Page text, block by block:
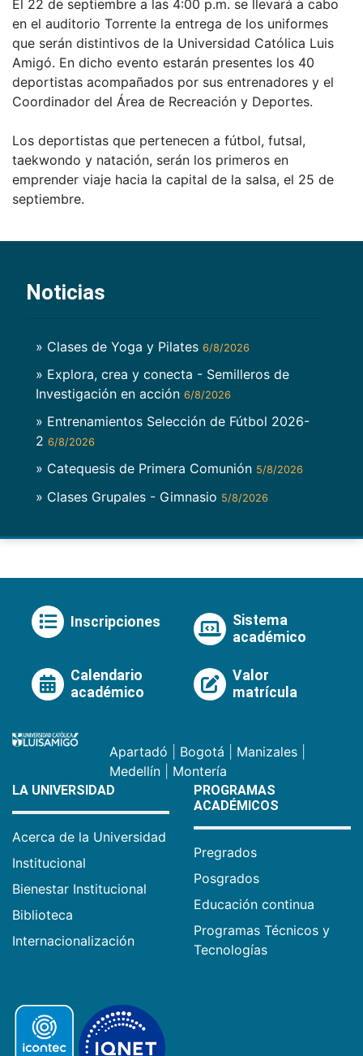
El 22 de septiembre a las 4:00 p.m. se llevará a cabo
en el auditorio Torrente la entrega de los uniformes
que serán distintivos de la Universidad Católica Luis
Amigó. En dicho evento estarán presentes los 40
deportistas acompañados por sus entrenadores y el
Coordinador del Área de Recreación y Deportes.
Los deportistas que pertenecen a fútbol, futsal,
taekwondo y natación, serán los primeros en
emprender viaje hacia la capital de la salsa, el 25 de
septiembre.
Noticias
» Clases de Yoga y Pilates 6/8/2026
» Explora, crea y conecta - Semilleros de
Investigación en acción 6/8/2026
» Entrenamientos Selección de Fútbol 2026-
2 6/8/2026
» Catequesis de Primera Comunión 5/8/2026
» Clases Grupales - Gimnasio 5/8/2026
Inscripciones
Sistema
académico
Calendario
académico
Valor
matrícula
Apartadó Bogotá Manizales
Medellín
Montería
LA UNIVERSIDAD
Acerca de la Universidad
Institucional
Bienestar Institucional
Biblioteca
Internacionalización
PROGRAMAS
ACADÉMICOS
Pregrados
Posgrados
Educación continua
Programas Técnicos y
Tecnologías